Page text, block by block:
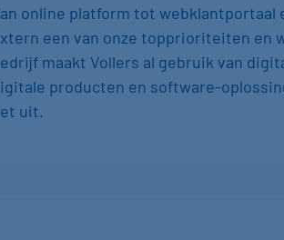
online platform tot
een van onze topprioriteiten en
maakt Vollers al gebruik van
producten en software-
uit.